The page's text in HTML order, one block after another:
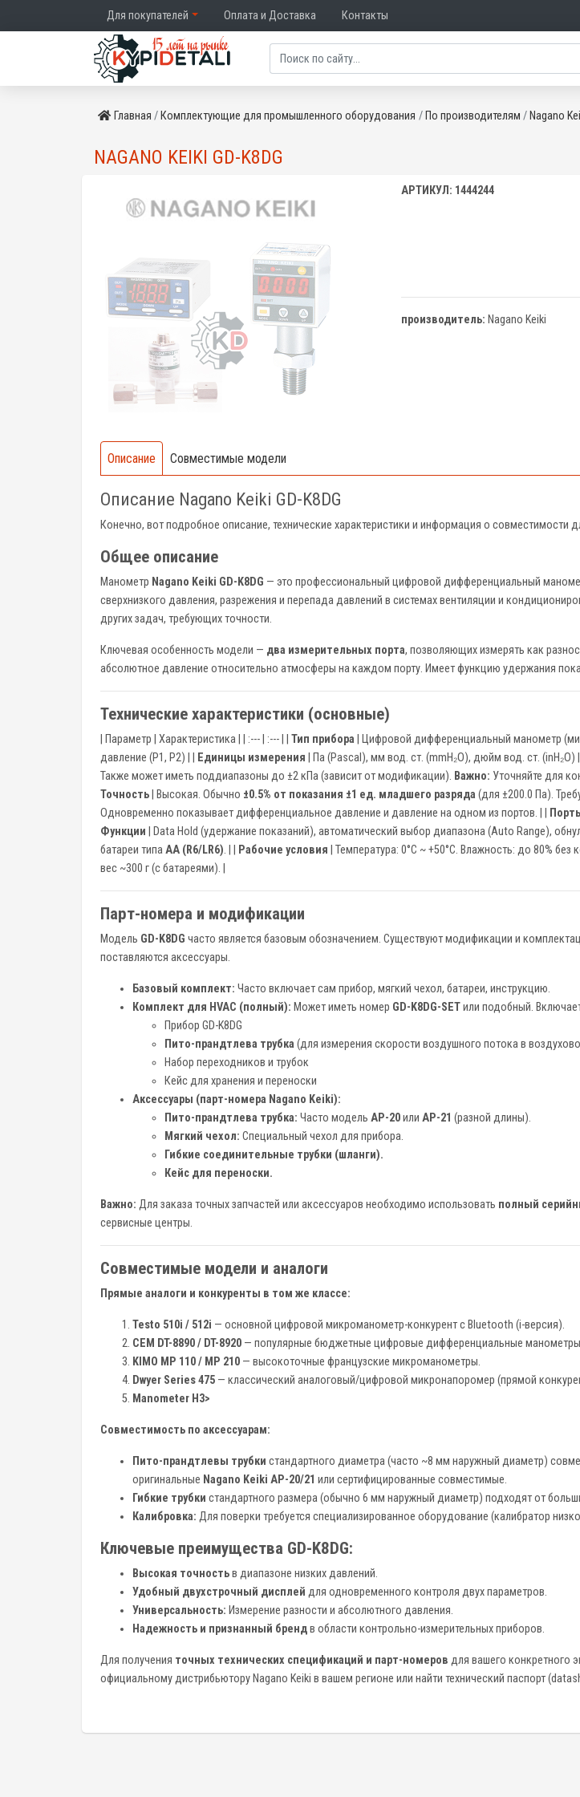
Для покупателей Оплата и Доставка Контакты
Главная Комплектующие для промышленного оборудования По производителям Nagano
NAGANO KEIKI GD-K8DG
АРТИКУЛ: 1444244
производитель: Nagano Keiki
Описание Совместимые модели
Описание Nagano Keiki GD-K8DG
Конечно, вот подробное описание, технические характеристики и информация о совместимости
Общее описание
Манометр Nagano Keiki GD-K8DG — это профессиональный цифровой дифференциальный
сверхнизкого давления, разрежения и перепада давлений в системах вентиляции и
других задач, требующих точности.
Ключевая особенность модели — два измерительных порта, позволяющих измерять как
абсолютное давление относительно атмосферы на каждом порту. Имеет функцию удержания
Технические характеристики (основные)
| Параметр | Характеристика | | :--- | :--- | | Тип прибора | Цифровой дифференциальный манометр
давление (P1, P2) | |
Единицы измерения | Па (Pascal), мм вод. ст. (mmH₂O), дюйм вод. ст. (inH₂O) | |
Также может иметь поддиапазоны до ±2 кПа (зависит от модификации). Важно: Уточняйте для
Точность | Высокая. Обычно ±0.5% от показания ±1 ед. младшего разряда (для ±200.0 Па).
Одновременно показывает дифференциальное давление и давление на одном из портов. | |
Функции | Data Hold (удержание показаний), автоматический выбор диапазона (Auto Range),
батареи типаAA (R6/LR6). | | Рабочие условия | Температура: 0°C ~ +50°C. Влажность: до 80% без
вес ~300 г (с батареями). |
Парт-номера и модификации
Модель GD-K8DG часто является базовым обозначением. Существуют модификации и
поставляются аксессуары.
Базовый комплект: Часто включает сам прибор, мягкий чехол, батареи, инструкцию.
Комплект для HVAC (полный): Может иметь номер GD-K8DG-SETили подобный.
Прибор GD-K8DG
Пито-прандтлева трубка (для измерения скорости воздушного потока в
Набор переходников и трубок
Кейс для хранения и переноски
Аксессуары (парт-номера Nagano Keiki):
Пито-прандтлева трубка: Часто модель AP-20или AP-21 (разной длины).
Мягкий чехол: Специальный чехол для прибора.
Гибкие соединительные трубки (шланги).
Кейс для переноски.
Важно: Для заказа точных запчастей или аксессуаров необходимо использовать полный
сервисные центры.
Совместимые модели и аналоги
Прямые аналоги и конкуренты в том же классе:
Testo 510i / 512i — основной цифровой микроманометр-конкурент с Bluetooth (i-версия).
CEM DT-8890 / DT-8920 — популярные бюджетные цифровые дифференциальные
KIMO MP 110 / MP 210 — высокоточные французские микроманометры.
Dwyer Series 475 — классический аналоговый/цифровой микронапоромер (прямой
Manometer H3>
Совместимость по аксессуарам:
Пито-прандтлевы трубки стандартного диаметра (часто ~8 мм наружный диаметр)
оригинальные Nagano Keiki AP-20/21 или сертифицированные совместимые.
Гибкие трубки стандартного размера (обычно 6 мм наружный диаметр) подходят от
Калибровка: Для поверки требуется специализированное оборудование (калибратор
Ключевые преимущества GD-K8DG:
Высокая точностьв диапазоне низких давлений.
Удобный двухстрочный дисплей для одновременного контроля двух параметров.
Универсальность: Измерение разности и абсолютного давления.
Надежность и признанный брендв области контрольно-измерительных приборов.
Для получения точных технических спецификаций и парт-номеров для вашего конкретного
официальному дистрибьютору Nagano Keiki в вашем регионе или найти технический паспорт